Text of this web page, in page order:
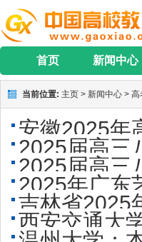
首页 新闻中心
当前位置: 主页 > 新闻中心 > 高
安徽2025年
2025届高三
2025届高三
答案
2025年广东
吉林省2025
https://
西安交通大